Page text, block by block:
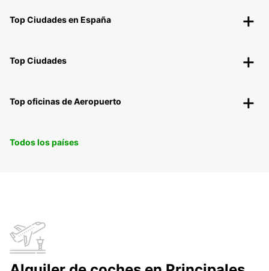
Top Ciudades en España
Top Ciudades
Top oficinas de Aeropuerto
Todos los países